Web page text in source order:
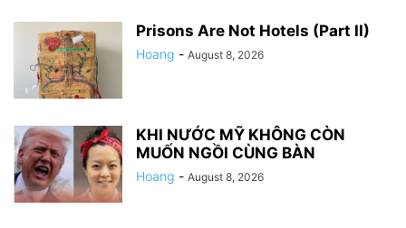
Prisons Are Not Hotels (Part II)
Hoang - August 8, 2026
KHI NƯỚC MỸ KHÔNG CÒN
MUỐN NGỒI CÙNG BÀN
Hoang - August 8, 2026